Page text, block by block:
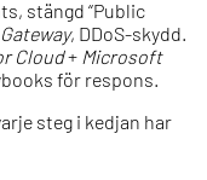
stängd “Public
, DDoS-skydd.
Cloud+ Microsoft
för respons.
steg i kedjan har